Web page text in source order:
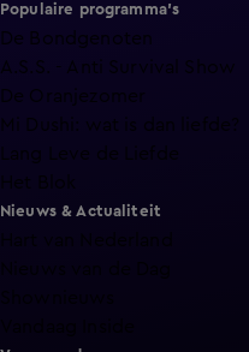
Populaire programma's
De Bondgenoten
A.S.S. - Anti Survival Show
De Oranjezomer
Mi Dushi: wat is dan liefde?
Lang Leve de Liefde
Nieuws & Actualiteit